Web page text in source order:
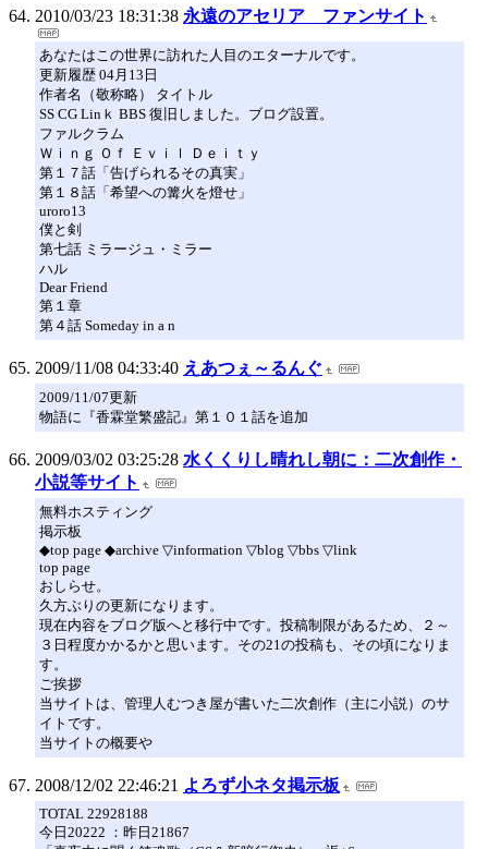
2010/03/23 18:31:38 永遠のアセリア ファンサイト
あなたはこの世界に訪れた人目のエターナルです。
更新履歴 04月13日
作者名（敬称略） タイトル
SS CG Linｋ BBS 復旧しました。ブログ設置。
ファルクラム
Ｗｉｎｇ Ｏｆ Ｅｖｉｌ Ｄｅｉｔｙ
第１７話「告げられるその真実」
第１８話「希望への篝火を燈せ」
uroro13
僕と剣
第七話 ミラージュ・ミラー
ハル
Dear Friend
第１章
第４話 Someday in a n
2009/11/08 04:33:40 えあつぇ～るんぐ
2009/11/07更新
物語に『香霖堂繁盛記』第１０１話を追加
2009/03/02 03:25:28 水くくりし晴れし朝に：二次創作・
小説等サイト
無料ホスティング
掲示板
◆top page ◆archive ▽information ▽blog ▽bbs ▽link
top page
おしらせ。
久方ぶりの更新になります。
現在内容をブログ版へと移行中です。投稿制限があるため、２～
３日程度かかるかと思います。その21の投稿も、その頃になりま
す。
ご挨拶
当サイトは、管理人むつき屋が書いた二次創作（主に小説）のサ
イトです。
当サイトの概要や
2008/12/02 22:46:21 よろず小ネタ掲示板
TOTAL 22928188
今日20222 ：昨日21867